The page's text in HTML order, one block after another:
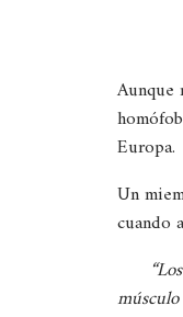
Aunque
Europa.
Un
cuando